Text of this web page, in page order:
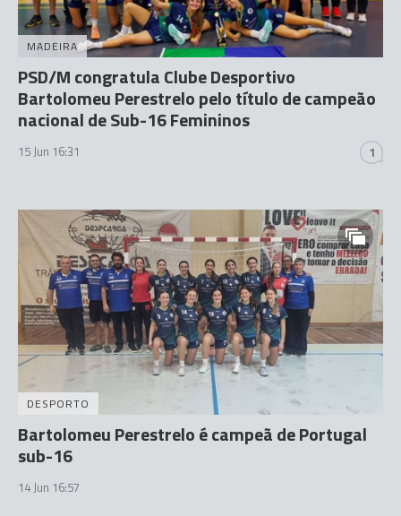
MADEIRA
PSD/M congratula Clube Desportivo
Bartolomeu Perestrelo pelo título de campeão
nacional de Sub-16 Femininos
15 Jun 16:31 1
DESPORTO
Bartolomeu Perestrelo é campeã de Portugal
sub-16
14 Jun 16:57